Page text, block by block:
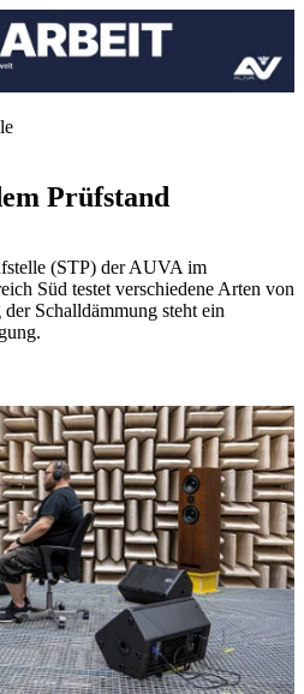
Prüfstand
(STP) der AUVA im
Süd testet verschiedene Arten von
Schalldämmung steht ein